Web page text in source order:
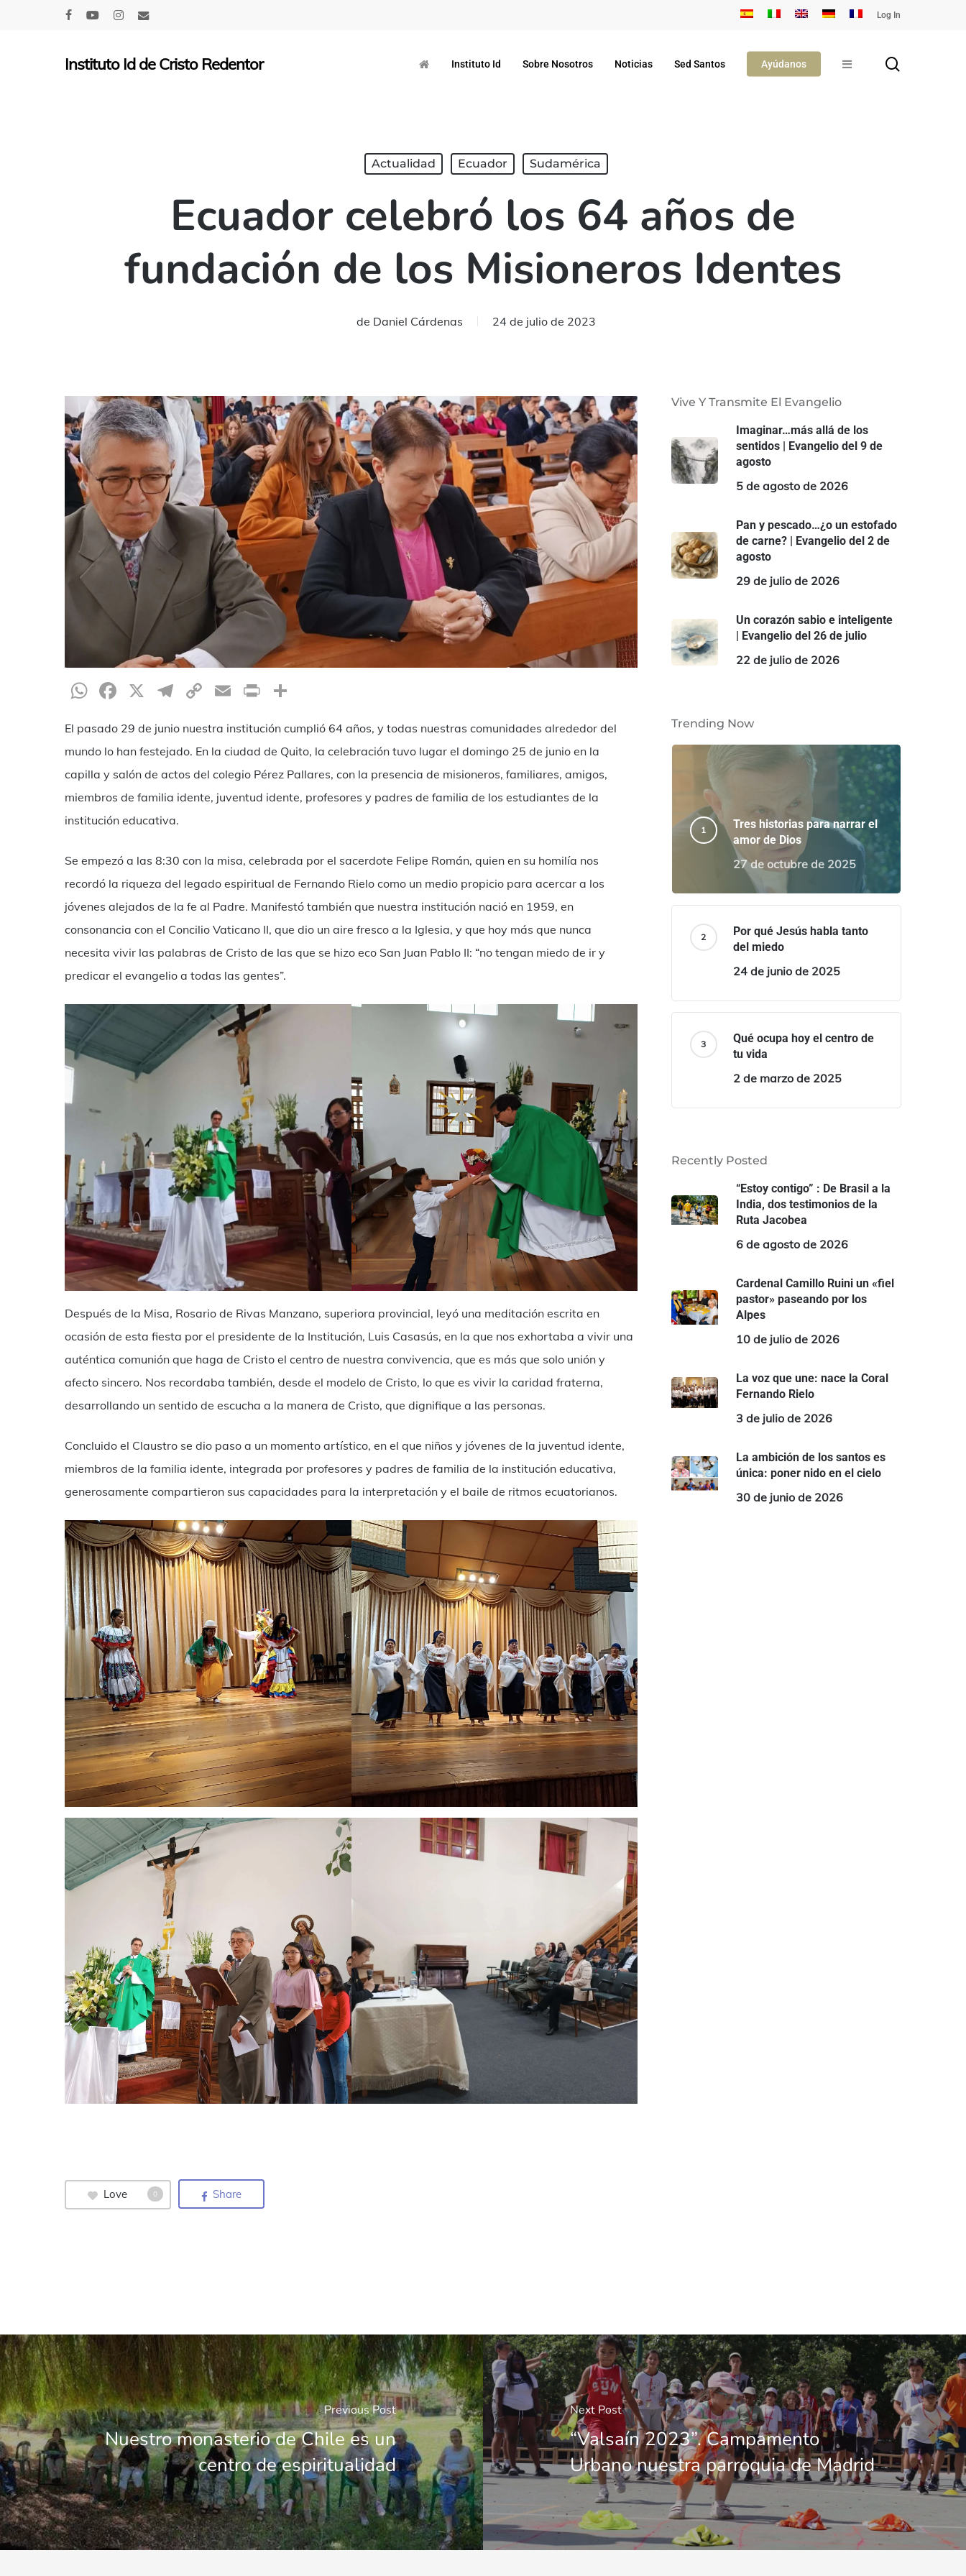
Log In
Hit enter to search or ESC to close
Instituto Id de Cristo Redentor Instituto Id Sobre Nosotros Noticias Sed Santos Ayúdanos
Actualidad Ecuador Sudamérica
Ecuador celebró los 64 años de
fundación de los Misioneros Identes
de Daniel Cárdenas 24 de julio de 2023
WhatsApp
Facebook
X Telegram
CopyEmailPrint
El pasado 29 de junio nuestra institución cumplió 64 años, y todas nuestras comunidades alrededor del
mundo lo han festejado. En la ciudad de Quito, la celebración tuvo lugar el domingo 25 de junio en la
capilla y salón de actos del colegio Pérez Pallares, con la presencia de misioneros, familiares, amigos,
miembros de familia idente, juventud idente, profesores y padres de familia de los estudiantes de la
institución educativa.
Se empezó a las 8:30 con la misa, celebrada por el sacerdote Felipe Román, quien en su homilía nos
recordó la riqueza del legado espiritual de Fernando Rielo como un medio propicio para acercar a los
jóvenes alejados de la fe al Padre. Manifestó también que nuestra institución nació en 1959, en
consonancia con el Concilio Vaticano II, que dio un aire fresco a la Iglesia, y que hoy más que nunca
necesita vivir las palabras de Cristo de las que se hizo eco San Juan Pablo II: “no tengan miedo de ir y
predicar el evangelio a todas las gentes”.
Después de la Misa, Rosario de Rivas Manzano, superiora provincial, leyó una meditación escrita en
ocasión de esta fiesta por el presidente de la Institución, Luis Casasús, en la que nos exhortaba a vivir una
auténtica comunión que haga de Cristo el centro de nuestra convivencia, que es más que solo unión y
afecto sincero. Nos recordaba también, desde el modelo de Cristo, lo que es vivir la caridad fraterna,
desarrollando un sentido de escucha a la manera de Cristo, que dignifique a las personas.
Concluido el Claustro se dio paso a un momento artístico, en el que niños y jóvenes de la juventud idente,
miembros de la familia idente, integrada por profesores y padres de familia de la institución educativa,
generosamente compartieron sus capacidades para la interpretación y el baile de ritmos ecuatorianos.
Love 0 Share
Vive Y Transmite El Evangelio
Imaginar…más allá de los
sentidos | Evangelio del 9 de
agosto
5 de agosto de 2026
Pan y pescado…¿o un estofado
de carne? | Evangelio del 2 de
agosto
29 de julio de 2026
Un corazón sabio e inteligente
| Evangelio del 26 de julio
22 de julio de 2026
Trending Now
Tres historias para narrar el
amor de Dios
27 de octubre de 2025
Por qué Jesús habla tanto
del miedo
24 de junio de 2025
Qué ocupa hoy el centro de
tu vida
2 de marzo de 2025
Recently Posted
“Estoy contigo” : De Brasil a la
India, dos testimonios de la
Ruta Jacobea
6 de agosto de 2026
Cardenal Camillo Ruini un «fiel
pastor» paseando por los
Alpes
10 de julio de 2026
La voz que une: nace la Coral
Fernando Rielo
3 de julio de 2026
La ambición de los santos es
única: poner nido en el cielo
30 de junio de 2026
Previous Post
Nuestro monasterio de Chile es un
centro de espiritualidad
Next Post
“Valsaín 2023”. Campamento
Urbano nuestra parroquia de Madrid